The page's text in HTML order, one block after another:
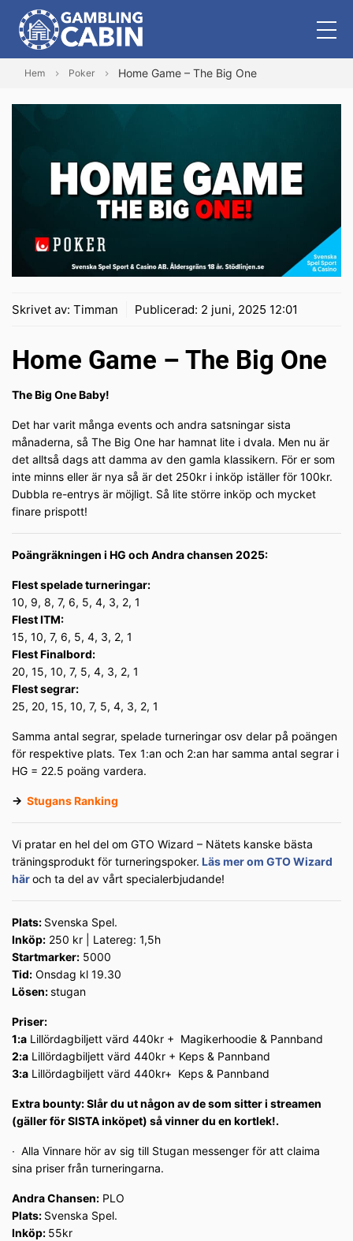
Hem Poker Home Game – The Big One
Skrivet av: Timman Publicerad: 2 juni, 2025 12:01
Home Game – The Big One
The Big One Baby!
Det har varit många events och andra satsningar sista
månaderna, så The Big One har hamnat lite i dvala. Men nu är
det alltså dags att damma av den gamla klassikern. För er som
inte minns eller är nya så är det 250kr i inköp iställer för 100kr.
Dubbla re-entrys är möjligt. Så lite större inköp och mycket
finare prispott!
Poängräkningen i HG och Andra chansen 2025:
Flest spelade turneringar:
10, 9, 8, 7, 6, 5, 4, 3, 2, 1
Flest ITM:
15, 10, 7, 6, 5, 4, 3, 2, 1
Flest Finalbord:
20, 15, 10, 7, 5, 4, 3, 2, 1
Flest segrar:
25, 20, 15, 10, 7, 5, 4, 3, 2, 1
Samma antal segrar, spelade turneringar osv delar på poängen
för respektive plats. Tex 1:an och 2:an har samma antal segrar i
HG = 22.5 poäng vardera.
→ Stugans Ranking
Vi pratar en hel del om GTO Wizard – Nätets kanske bästa
träningsprodukt för turneringspoker. Läs mer om GTO Wizard
häroch ta del av vårt specialerbjudande!
Plats: Svenska Spel.
Inköp: 250 kr | Latereg: 1,5h
Startmarker: 5000
Tid: Onsdag kl 19.30
Lösen:stugan
Priser:
1:a Lillördagbiljett värd 440kr + Magikerhoodie & Pannband
2:a Lillördagbiljett värd 440kr + Keps & Pannband
3:a Lillördagbiljett värd 440kr+ Keps & Pannband
Extra bounty: Slår du ut någon av de som sitter i streamen
(gäller för SISTA inköpet) så vinner du en kortlek!.
∙ Alla Vinnare hör av sig till Stugan messenger för att claima
sina priser från turneringarna.
Andra Chansen: PLO
Plats: Svenska Spel.
Inköp: 55kr